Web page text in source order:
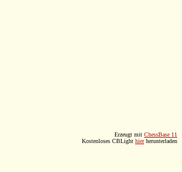
Erzeugt mit ChessBase 11
Kostenloses CBLight hierherunterladen